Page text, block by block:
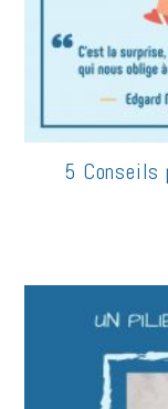
5 Conseils